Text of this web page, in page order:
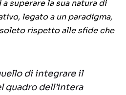
superare la sua natura di
legato a un paradigma,
rispetto alle sfide che
di integrare il
quadro dell’intera